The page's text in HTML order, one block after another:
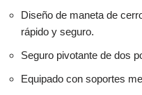
Diseño de maneta de
rápido y seguro.
Seguro pivotante de dos
Equipado con soportes